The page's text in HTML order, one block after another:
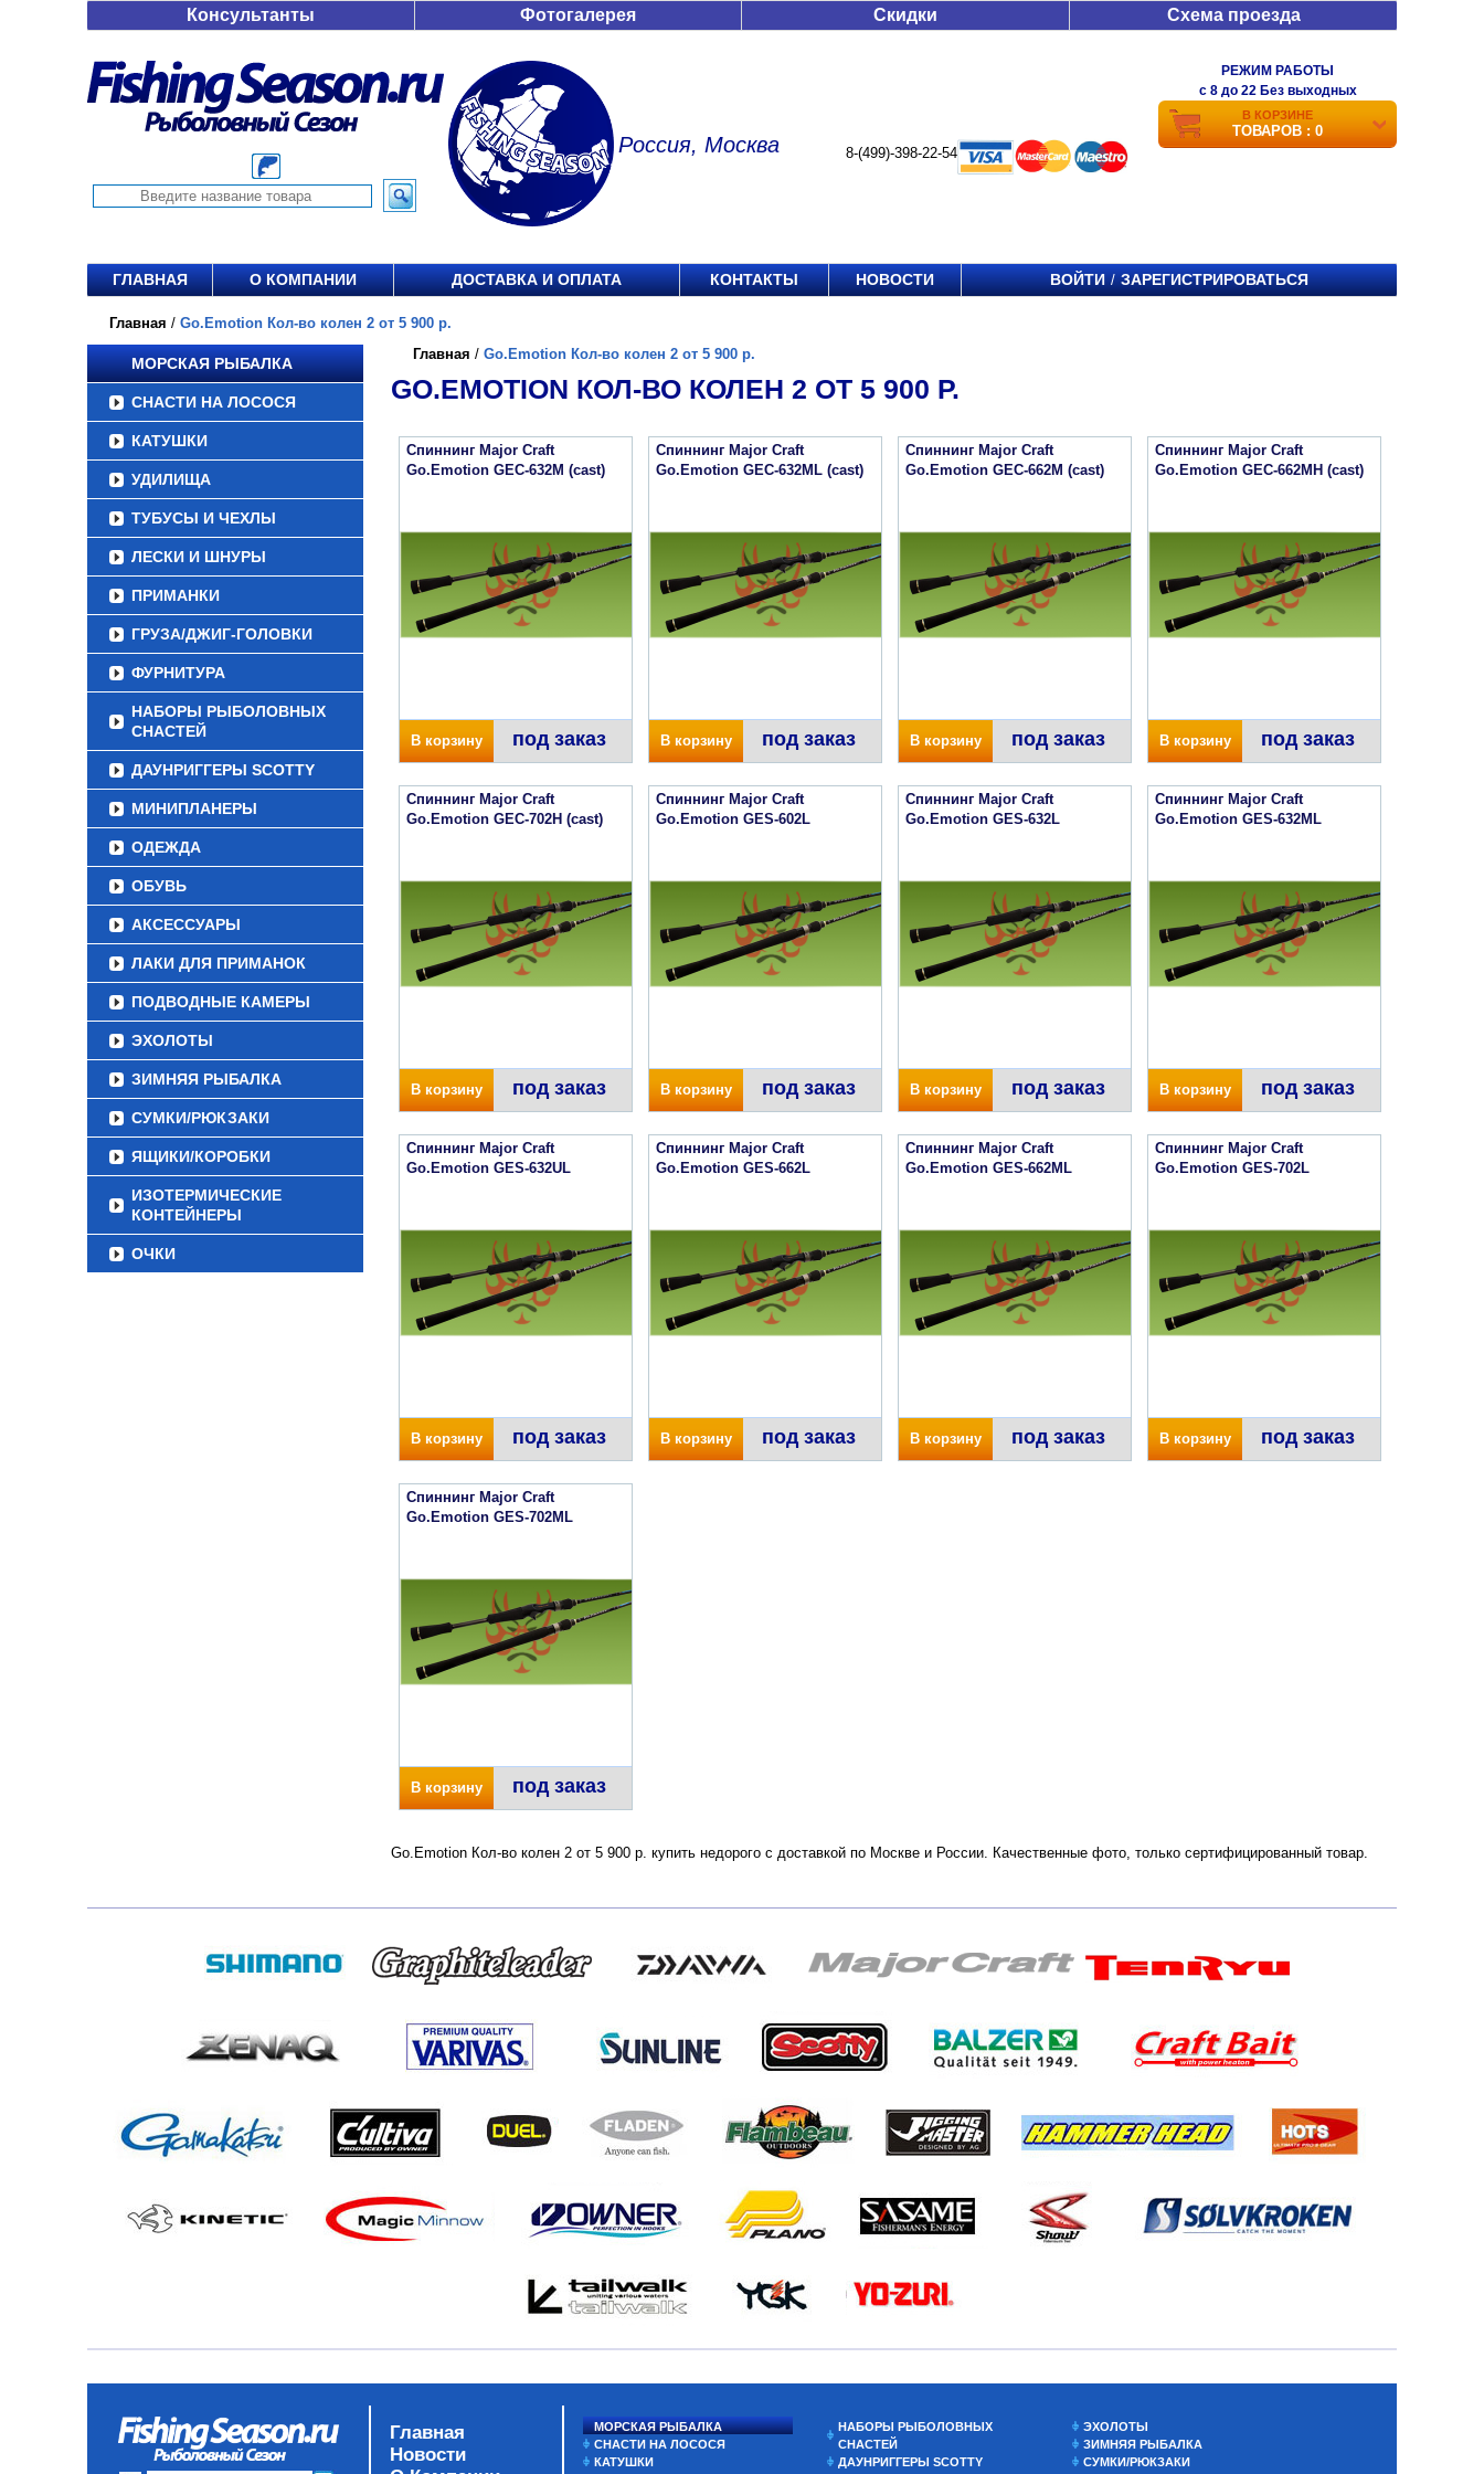
Консультанты Фотогалерея Скидки Схема проезда
Россия, Москва 8-(499)-398-22-54
РЕЖИМ РАБОТЫ
c 8 до 22 Без выходных
В КОРЗИНЕ
ТОВАРОВ : 0
ГЛАВНАЯ О КОМПАНИИ ДОСТАВКА И ОПЛАТА КОНТАКТЫ НОВОСТИ ВОЙТИ / ЗАРЕГИСТРИРОВАТЬСЯ
Главная / Go.Emotion Кол-во колен 2 от 5 900 р.
МОРСКАЯ РЫБАЛКА
СНАСТИ НА ЛОСОСЯ
КАТУШКИ
УДИЛИЩА
ТУБУСЫ И ЧЕХЛЫ
ЛЕСКИ И ШНУРЫ
ПРИМАНКИ
ГРУЗА/ДЖИГ-ГОЛОВКИ
ФУРНИТУРА
НАБОРЫ РЫБОЛОВНЫХ
СНАСТЕЙ
ДАУНРИГГЕРЫ SCOTTY
МИНИПЛАНЕРЫ
ОДЕЖДА
ОБУВЬ
АКСЕССУАРЫ
ЛАКИ ДЛЯ ПРИМАНОК
ПОДВОДНЫЕ КАМЕРЫ
ЭХОЛОТЫ
ЗИМНЯЯ РЫБАЛКА
СУМКИ/РЮКЗАКИ
ЯЩИКИ/КОРОБКИ
ИЗОТЕРМИЧЕСКИЕ
КОНТЕЙНЕРЫ
ОЧКИ
Главная / Go.Emotion Кол-во колен 2 от 5 900 р.
GO.EMOTION КОЛ-ВО КОЛЕН 2 ОТ 5 900 Р.
Спиннинг Major Craft
Go.Emotion GEC-632M (cast)
В корзину под заказ
Спиннинг Major Craft
Go.Emotion GEC-632ML (cast)
В корзину под заказ
Спиннинг Major Craft
Go.Emotion GEC-662M (cast)
В корзину под заказ
Спиннинг Major Craft
Go.Emotion GEC-662MH (cast)
В корзину под заказ
Спиннинг Major Craft
Go.Emotion GEC-702H (cast)
В корзину под заказ
Спиннинг Major Craft
Go.Emotion GES-602L
В корзину под заказ
Спиннинг Major Craft
Go.Emotion GES-632L
В корзину под заказ
Спиннинг Major Craft
Go.Emotion GES-632ML
В корзину под заказ
Спиннинг Major Craft
Go.Emotion GES-632UL
В корзину под заказ
Спиннинг Major Craft
Go.Emotion GES-662L
В корзину под заказ
Спиннинг Major Craft
Go.Emotion GES-662ML
В корзину под заказ
Спиннинг Major Craft
Go.Emotion GES-702L
В корзину под заказ
Спиннинг Major Craft
Go.Emotion GES-702ML
В корзину под заказ
Go.Emotion Кол-во колен 2 от 5 900 р. купить недорого с доставкой по Москве и России. Качественные фото, только сертифицированный товар.
Главная
Новости
МОРСКАЯ РЫБАЛКА
СНАСТИ НА ЛОСОСЯ
КАТУШКИ
НАБОРЫ РЫБОЛОВНЫХ
СНАСТЕЙ
ДАУНРИГГЕРЫ SCOTTY
ЭХОЛОТЫ
ЗИМНЯЯ РЫБАЛКА
СУМКИ/РЮКЗАКИ